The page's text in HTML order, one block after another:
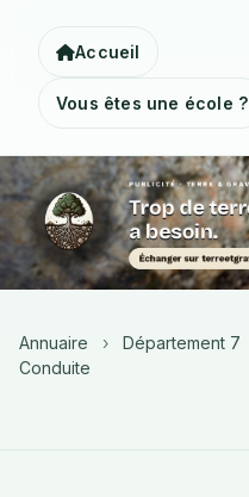
Accueil
Vous êtes une école ?
Annuaire › Département 7
Conduite